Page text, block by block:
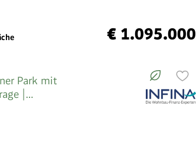
€ 1.095.000
Park mit
|